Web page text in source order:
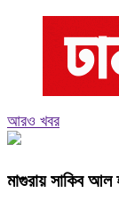
আরও খবর
মাগুরায় সাকিব আল